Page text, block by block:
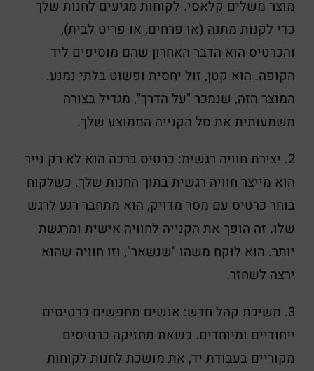
מוצר משלים קלאסי. לקוחות מגיעים לחנות שלך
כדי לקנות מתנה (או פרחים, או פריט לבית),
והכרטיס הוא הדבר האחרון שהם מוסיפים ליד
הקופה. הוא קטן, זול יחסית ופשוט בלתי נמנע.
המוצר הזה, שנמכר "על הדרך", מגדיל בצורה
משמעותית את סל הקנייה הממוצע שלך.
2. יצירת חוויה רגשית: כרטיס ברכה הוא לא רק נייר
הוא מייצר חוויה רגשית בתוך החנות שלך. כשלקוח
בוחר כרטיס עם מסר מדויק, הוא מתחבר רגע לרגש
שלו. זה הופך את הקנייה לחוויה אישית ומרגשת
יותר. הוא לוקח משהו "שנשאר", וזו חוויה שהוא
ירצה לשחזר.
3. משיכת קהל חדש: אנשים מחפשים כרטיסים
ייחודיים ומיוחדים. כשאת מחזיקה כרטיסים
מקוריים בעבודת יד, את מושכת לחנות לקוחות